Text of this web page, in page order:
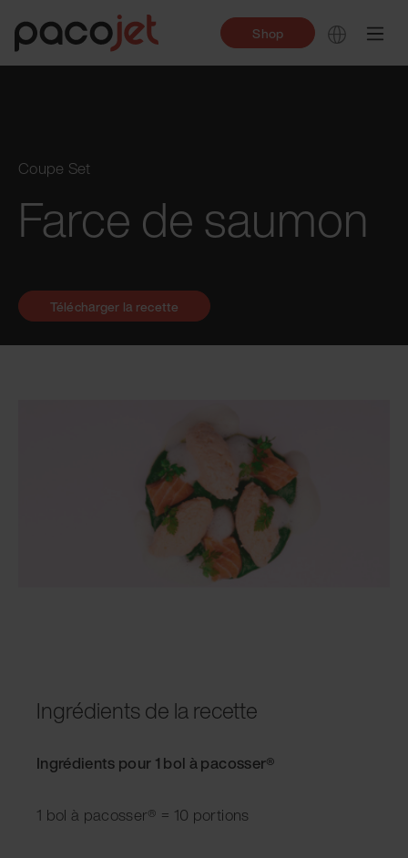
Shop
Coupe Set
Farce de saumon
Ingrédients de la recette
Ingrédients pour 1 bol à pacosser®
1 bol à pacosser® = 10 portions
Télécharger la recette